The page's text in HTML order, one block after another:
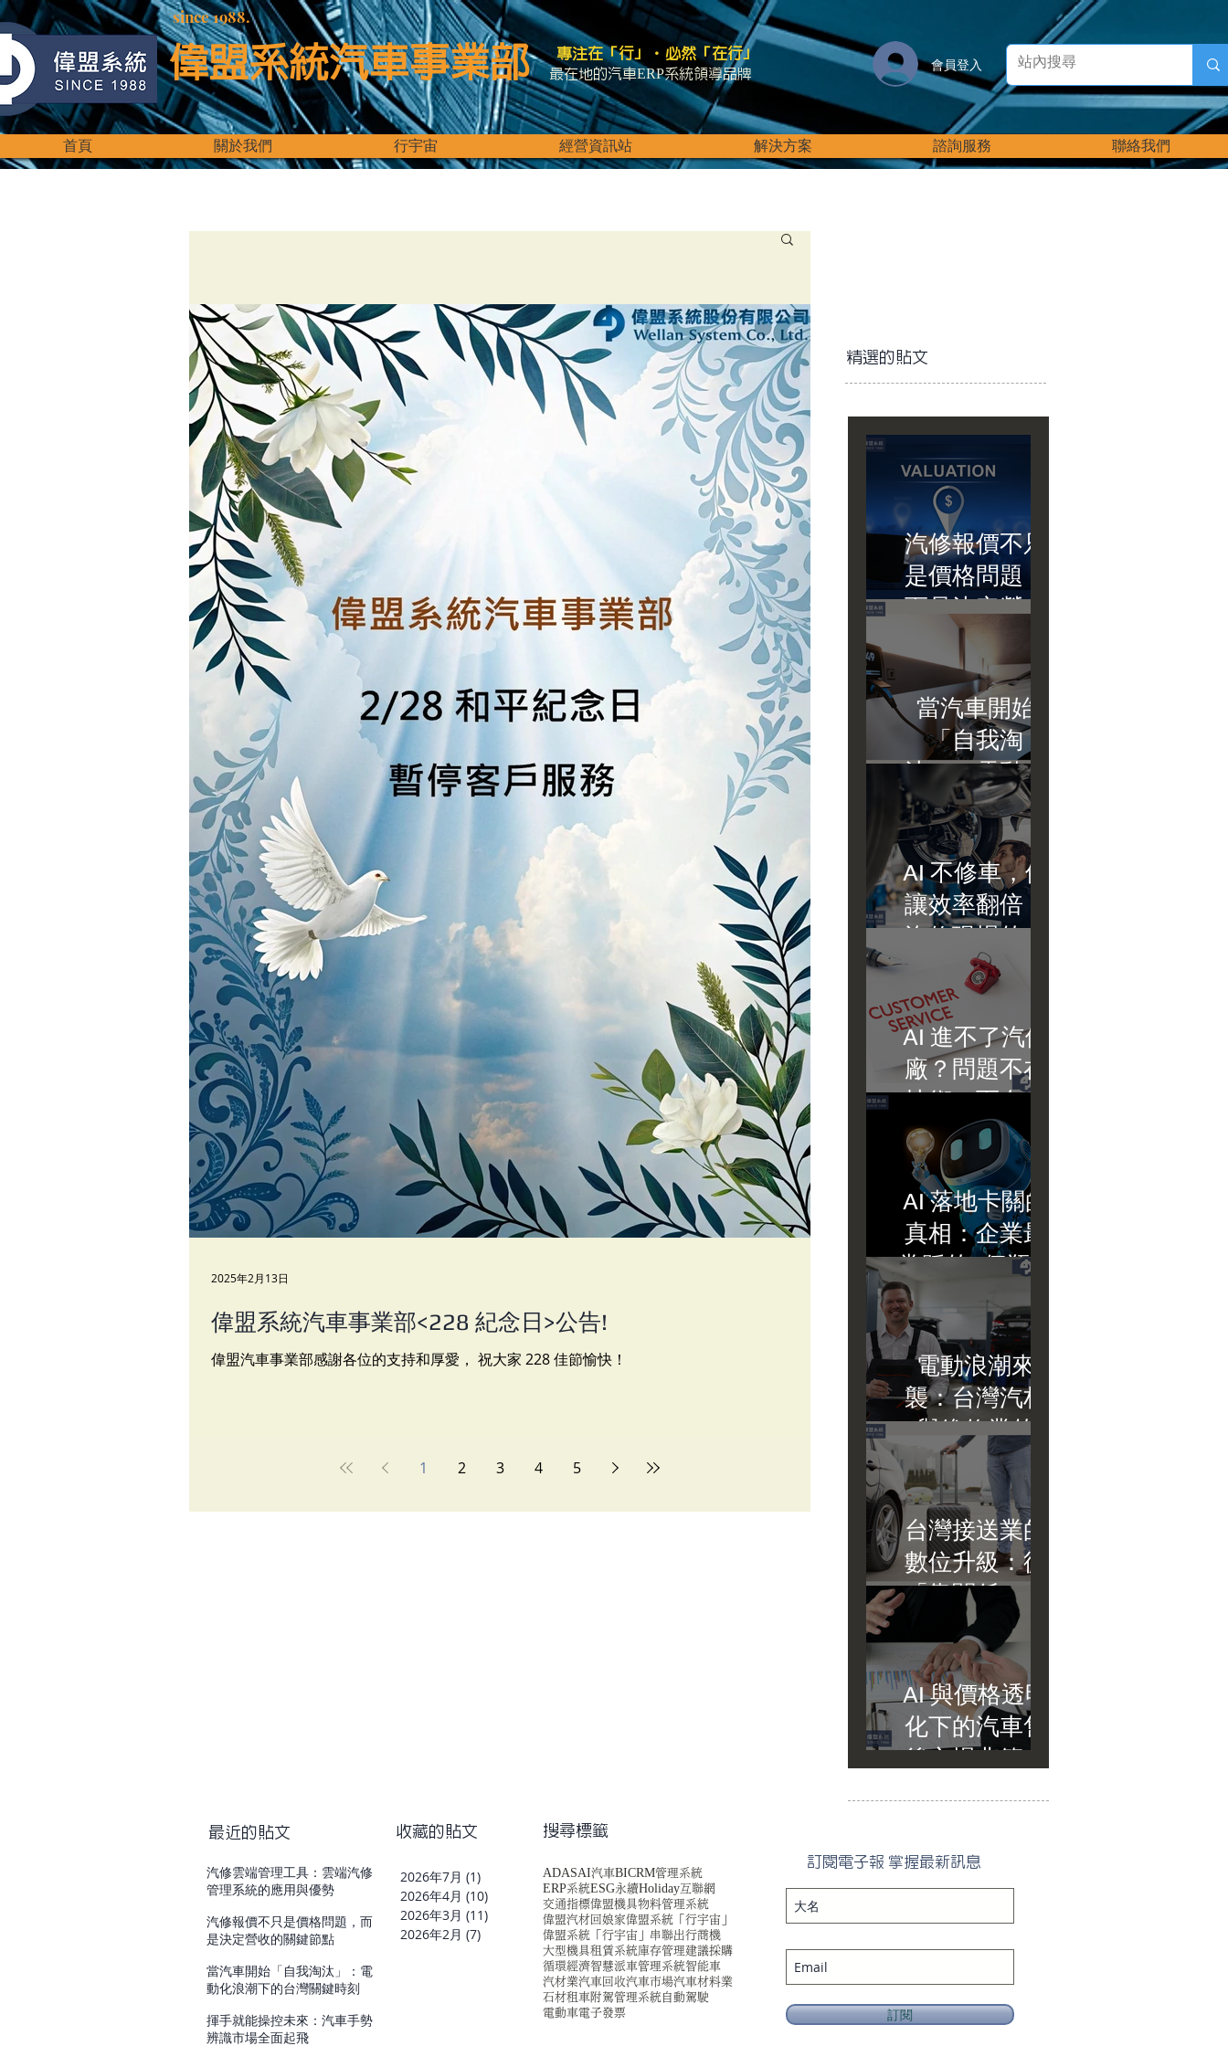
since 1988.
偉盟系統汽車事業部 專注在「行」．必然「在行」
最在地的汽車ERP系統領導品牌
會員登入
首頁 關於我們 行宇宙 經營資訊站 解決方案 諮詢服務 聯絡我們
偉盟系統汽車事業部<228 紀念日>公告!
偉盟汽車事業部感謝各位的支持和厚愛， 祝大家 228 佳節愉快！
2025年2月13日
1 2 3 4 5
精選的貼文
汽修報價不只
是價格問題，
而是決定營收
的關鍵節點
當汽車開始
「自我淘
汰」：電動化
浪潮下的台灣
關鍵時刻
AI 不修車，但
讓效率翻倍：
汽修現場的真
正價值
AI 進不了汽修
廠？問題不在
技術，而在應
用方式
AI 落地卡關的
真相：企業最
常踩的5個瓶頸
與解法
電動浪潮來
襲：台灣汽材
與維修業的
「零件銀行」
戰略
台灣接送業的
數位升級：從
「靠關係」轉
向「靠系統」
AI 與價格透明
化下的汽車售
後市場典範轉
最近的貼文 收藏的貼文 ​搜尋標籤
汽修雲端管理工具：雲端汽修
管理系統的應用與優勢
汽修報價不只是價格問題，而
是決定營收的關鍵節點
當汽車開始「自我淘汰」：電
動化浪潮下的台灣關鍵時刻
揮手就能操控未來：汽車手勢
辨識市場全面起飛
2026年7月 (1)
2026年4月 (10) 10 篇文章
2026年3月 (11) 11 篇文章
2026年2月 (7)
ADASAI汽車BICRM管理系統
ERP系統ESG永續Holiday互聯網
交通指標偉盟機具物料管理系統
偉盟汽材回娘家偉盟系統「行宇宙」
偉盟系統「行宇宙」串聯出行商機
大型機具租賃系統庫存管理建議採購
循環經濟智慧派車管理系統智能車
汽材業汽車回收汽車市場汽車材料業
石材租車附駕管理系統 自動駕駛
電動車電子發票
訂閱電子報 掌握最新訊息
訂閱